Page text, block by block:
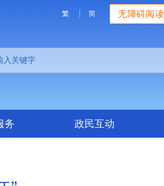
无障碍阅读
繁 简
务 政民互动